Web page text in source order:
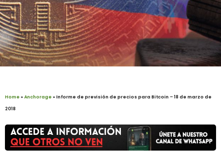
Home »Anchorage »Informe de previsión de precios para Bitcoin – 18 de marzo de
2018